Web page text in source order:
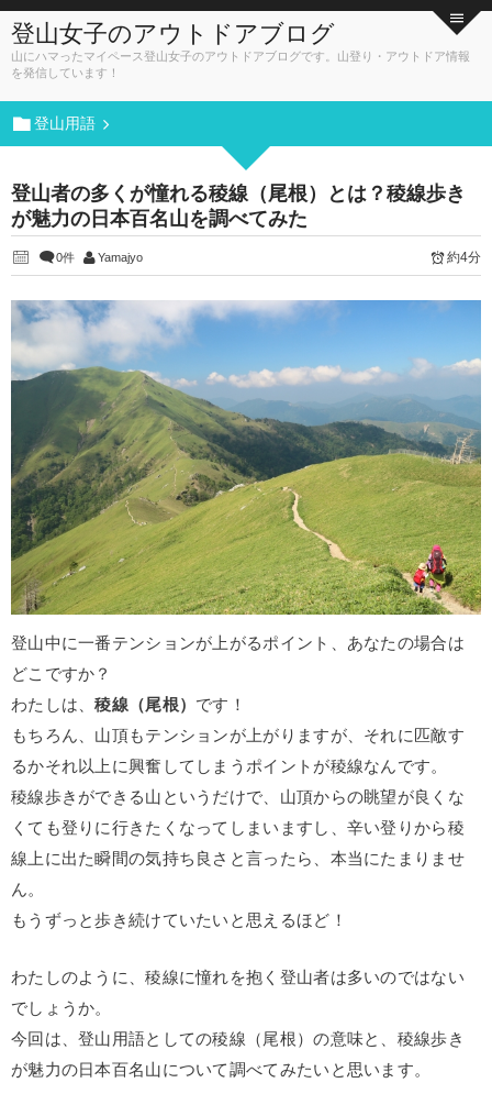
登山女子のアウトドアブログ
山にハマったマイペース登山女子のアウトドアブログです。山登り・アウトドア情報
を発信しています！
登山用語
登山者の多くが憧れる稜線（尾根）とは？稜線歩き
が魅力の日本百名山を調べてみた
0件 Yamajyo 約4分
登山中に一番テンションが上がるポイント、あなたの場合は
どこですか？
わたしは、稜線（尾根） です！
もちろん、山頂もテンションが上がりますが、それに匹敵す
るかそれ以上に興奮してしまうポイントが稜線なんです。
稜線歩きができる山というだけで、山頂からの眺望が良くな
くても登りに行きたくなってしまいますし、辛い登りから稜
線上に出た瞬間の気持ち良さと言ったら、本当にたまりませ
ん。
もうずっと歩き続けていたいと思えるほど！
わたしのように、稜線に憧れを抱く登山者は多いのではない
でしょうか。
今回は、登山用語としての稜線（尾根）の意味と、稜線歩き
が魅力の日本百名山について調べてみたいと思います。